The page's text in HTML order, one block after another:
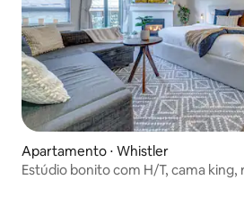
Apartamento ⋅ Whistler
Estúdio bonito com H/T, cama king,